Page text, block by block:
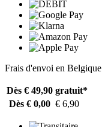
Frais d'envoi en Belgique
Dès € 49,90 gratuit*
Dès € 0,00 € 6,90